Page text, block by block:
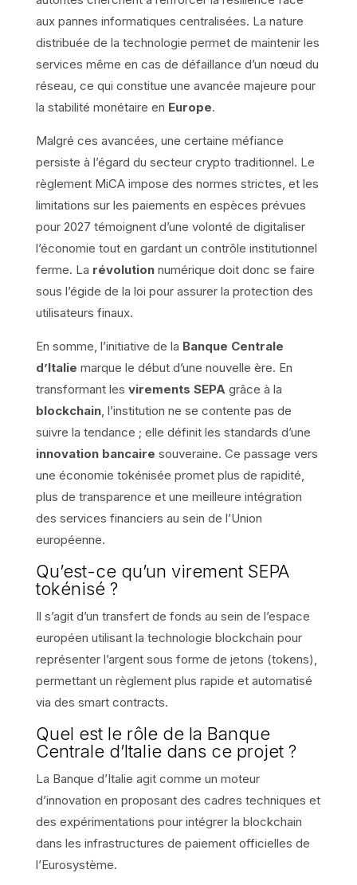
aux pannes informatiques centralisées. La nature
distribuée de la technologie permet de maintenir les
services même en cas de défaillance d’un nœud du
réseau, ce qui constitue une avancée majeure pour
la stabilité monétaire en Europe.
Malgré ces avancées, une certaine méfiance
persiste à l’égard du secteur crypto traditionnel. Le
règlement MiCA impose des normes strictes, et les
limitations sur les paiements en espèces prévues
pour 2027 témoignent d’une volonté de digitaliser
l’économie tout en gardant un contrôle institutionnel
ferme. La révolutionnumérique doit donc se faire
sous l’égide de la loi pour assurer la protection des
utilisateurs finaux.
En somme, l’initiative de la Banque Centrale
d’Italie marque le début d’une nouvelle ère. En
transformant les virements SEPAgrâce à la
blockchain, l’institution ne se contente pas de
suivre la tendance ; elle définit les standards d’une
innovation bancaire souveraine. Ce passage vers
une économie tokénisée promet plus de rapidité,
plus de transparence et une meilleure intégration
des services financiers au sein de l’Union
européenne.
Qu’est-ce qu’un virement SEPA
tokénisé ?
Il s’agit d’un transfert de fonds au sein de l’espace
européen utilisant la technologie blockchain pour
représenter l’argent sous forme de jetons (tokens),
permettant un règlement plus rapide et automatisé
via des smart contracts.
Quel est le rôle de la Banque
Centrale d’Italie dans ce projet ?
La Banque d’Italie agit comme un moteur
d’innovation en proposant des cadres techniques et
des expérimentations pour intégrer la blockchain
dans les infrastructures de paiement officielles de
l’Eurosystème.